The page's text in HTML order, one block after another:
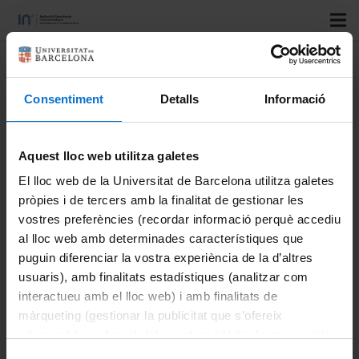
Consentiment Detalls Informació
Aquest lloc web utilitza galetes
El lloc web de la Universitat de Barcelona utilitza galetes
pròpies i de tercers amb la finalitat de gestionar les
vostres preferències (recordar informació perquè accediu
al lloc web amb determinades característiques que
puguin diferenciar la vostra experiència de la d’altres
usuaris), amb finalitats estadístiques (analitzar com
interactueu amb el lloc web) i amb finalitats de
màrqueting (gestionar la publicitat que s’ofereix
Title: Quantification of One
Prenylated Flavanone from
Eysenhardtia platycarpa and
Human Skin Permeation Samples
Applying a Validated HPLC
Method
Authors:Paola Bustos-Salgado; Berenice Andrade-
Carrera; María Luisa Garduño-Ramírez; Helen Alvarado
and Ana Calpena-Campmany
Journal:Biomolecules
Vol:10